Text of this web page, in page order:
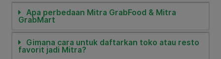
Apa perbedaan Mitra GrabFood & Mitra
GrabMart
Gimana cara untuk daftarkan toko atau resto
favorit jadi Mitra?